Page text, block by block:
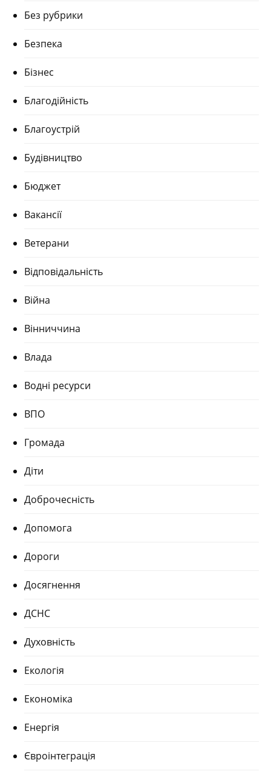
Без рубрики
Безпека
Бізнес
Благодійність
Благоустрій
Будівництво
Бюджет
Вакансії
Ветерани
Відповідальність
Війна
Вінниччина
Влада
Водні ресурси
ВПО
Громада
Діти
Доброчесність
Допомога
Дороги
Досягнення
ДСНС
Духовність
Екологія
Економіка
Енергія
Євроінтеграція